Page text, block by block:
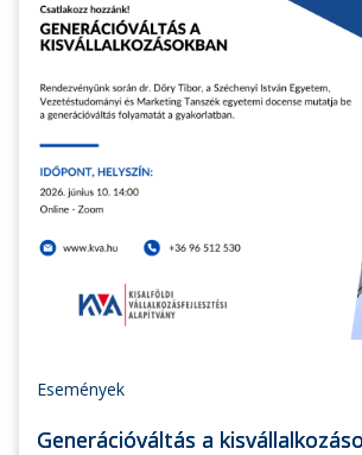
Események
Generációváltás a